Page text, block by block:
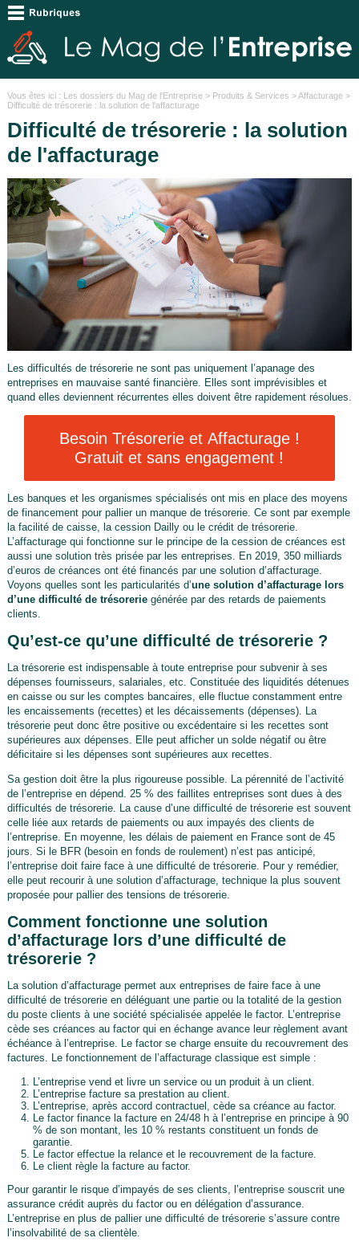
Vous êtes ici : Les dossiers du Mag de l'Entreprise> Produits & Services >Affacturage>
Difficulté de trésorerie : la solution de l'affacturage
Difficulté de trésorerie : la solution
de l'affacturage
Les difficultés de trésorerie ne sont pas uniquement l’apanage des
entreprises en mauvaise santé financière. Elles sont imprévisibles et
quand elles deviennent récurrentes elles doivent être rapidement résolues.
Besoin Trésorerie et Affacturage !
Gratuit et sans engagement !
Les banques et les organismes spécialisés ont mis en place des moyens
de financement pour pallier un manque de trésorerie. Ce sont par exemple
la facilité de caisse, la cession Dailly ou le crédit de trésorerie.
L’affacturage qui fonctionne sur le principe de la cession de créances est
aussi une solution très prisée par les entreprises. En 2019, 350 milliards
d’euros de créances ont été financés par une solution d’affacturage.
Voyons quelles sont les particularités d’une solution d’affacturage lors
d’une difficulté de trésorerie générée par des retards de paiements
clients.
Qu’est-ce qu’une difficulté de trésorerie ?
La trésorerie est indispensable à toute entreprise pour subvenir à ses
dépenses fournisseurs, salariales, etc. Constituée des liquidités détenues
en caisse ou sur les comptes bancaires, elle fluctue constamment entre
les encaissements (recettes) et les décaissements (dépenses). La
trésorerie peut donc être positive ou excédentaire si les recettes sont
supérieures aux dépenses. Elle peut afficher un solde négatif ou être
déficitaire si les dépenses sont supérieures aux recettes.
Sa gestion doit être la plus rigoureuse possible. La pérennité de l’activité
de l’entreprise en dépend. 25 % des faillites entreprises sont dues à des
difficultés de trésorerie. La cause d’une difficulté de trésorerie est souvent
celle liée aux retards de paiements ou aux impayés des clients de
l’entreprise. En moyenne, les délais de paiement en France sont de 45
jours. Si le BFR (besoin en fonds de roulement) n’est pas anticipé,
l’entreprise doit faire face à une difficulté de trésorerie. Pour y remédier,
elle peut recourir à une solution d’affacturage, technique la plus souvent
proposée pour pallier des tensions de trésorerie.
Comment fonctionne une solution
d’affacturage lors d’une difficulté de
trésorerie ?
La solution d’affacturage permet aux entreprises de faire face à une
difficulté de trésorerie en déléguant une partie ou la totalité de la gestion
du poste clients à une société spécialisée appelée le factor. L’entreprise
cède ses créances au factor qui en échange avance leur règlement avant
échéance à l’entreprise. Le factor se charge ensuite du recouvrement des
factures. Le fonctionnement de l’affacturage classique est simple :
L’entreprise vend et livre un service ou un produit à un client.
L’entreprise facture sa prestation au client.
L’entreprise, après accord contractuel, cède sa créance au factor.
Le factor finance la facture en 24/48 h à l’entreprise en principe à 90
% de son montant, les 10 % restants constituent un fonds de
garantie.
Le factor effectue la relance et le recouvrement de la facture.
Le client règle la facture au factor.
Pour garantir le risque d’impayés de ses clients, l’entreprise souscrit une
assurance crédit auprès du factor ou en délégation d’assurance.
L’entreprise en plus de pallier une difficulté de trésorerie s’assure contre
l’insolvabilité de sa clientèle.